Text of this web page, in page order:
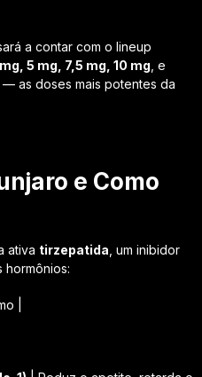
a contar com o lineup
5 mg, 7,5 mg, 10 mg , e
— as doses mais potentes da
e Como
ativa tirzepatida , um inibidor
hormônios:
|